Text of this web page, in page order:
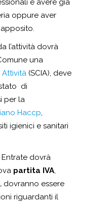
e avere già
oppure aver
l’attività dovrà
una
Attività (SCIA), deve
di
per la
Haccp,
igienici e sanitari
Entrate dovrà
partita IVA,
dovranno essere
riguardanti il